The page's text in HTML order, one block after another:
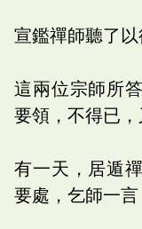
宣鑑禪師聽了以
這兩位宗師所
要領，不得已，
有一天，居遁
要處，乞師一言